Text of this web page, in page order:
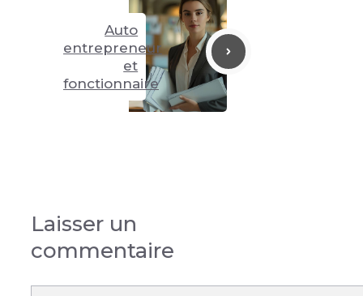
Auto
entrepreneur
et
fonctionnaire
Laisser un
commentaire